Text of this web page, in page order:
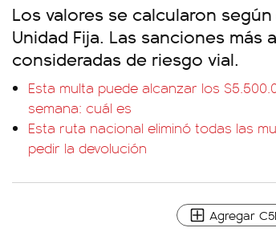
Los valores se calcularon
Unidad Fija. Las sanciones
consideradas de riesgo vial.
Esta multa puede alcanzar los
semana: cuál es
Esta ruta nacional eliminó todas las
pedir la devolución
Agregar